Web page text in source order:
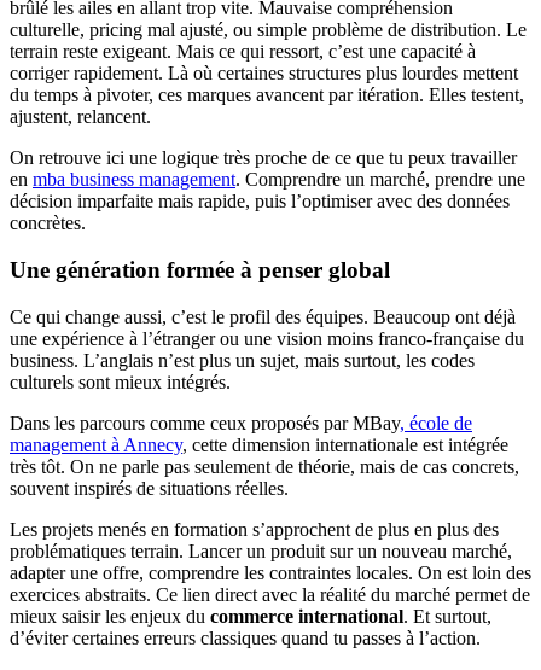
brûlé les ailes en allant trop vite. Mauvaise compréhension
culturelle, pricing mal ajusté, ou simple problème de distribution. Le
terrain reste exigeant. Mais ce qui ressort, c’est une capacité à
corriger rapidement. Là où certaines structures plus lourdes mettent
du temps à pivoter, ces marques avancent par itération. Elles testent,
ajustent, relancent.
On retrouve ici une logique très proche de ce que tu peux travailler
en mba business management. Comprendre un marché, prendre une
décision imparfaite mais rapide, puis l’optimiser avec des données
concrètes.
Une génération formée à penser global
Ce qui change aussi, c’est le profil des équipes. Beaucoup ont déjà
une expérience à l’étranger ou une vision moins franco-française du
business. L’anglais n’est plus un sujet, mais surtout, les codes
culturels sont mieux intégrés.
Dans les parcours comme ceux proposés par MBay, école de
management à Annecy, cette dimension internationale est intégrée
très tôt. On ne parle pas seulement de théorie, mais de cas concrets,
souvent inspirés de situations réelles.
Les projets menés en formation s’approchent de plus en plus des
problématiques terrain. Lancer un produit sur un nouveau marché,
adapter une offre, comprendre les contraintes locales. On est loin des
exercices abstraits. Ce lien direct avec la réalité du marché permet de
mieux saisir les enjeux du commerce international. Et surtout,
d’éviter certaines erreurs classiques quand tu passes à l’action.